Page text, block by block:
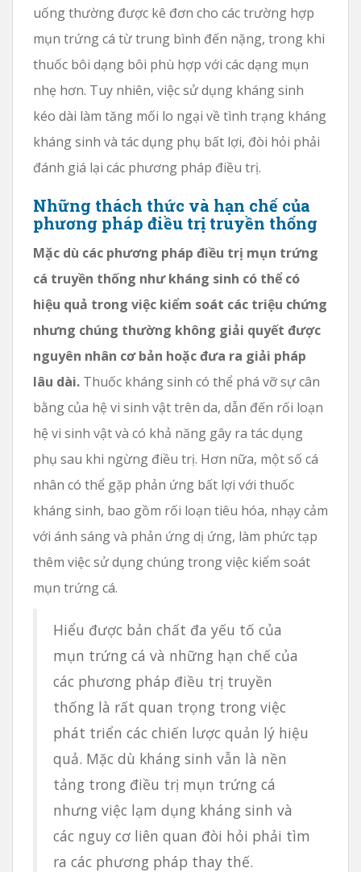
uống thường được kê đơn cho các trường hợp
mụn trứng cá từ trung bình đến nặng, trong khi
thuốc bôi dạng bôi phù hợp với các dạng mụn
nhẹ hơn. Tuy nhiên, việc sử dụng kháng sinh
kéo dài làm tăng mối lo ngại về tình trạng kháng
kháng sinh và tác dụng phụ bất lợi, đòi hỏi phải
đánh giá lại các phương pháp điều trị.
Những thách thức và hạn chế của
phương pháp điều trị truyền thống
Mặc dù các phương pháp điều trị mụn trứng
cá truyền thống như kháng sinh có thể có
hiệu quả trong việc kiểm soát các triệu chứng
nhưng chúng thường không giải quyết được
nguyên nhân cơ bản hoặc đưa ra giải pháp
lâu dài. Thuốc kháng sinh có thể phá vỡ sự cân
bằng của hệ vi sinh vật trên da, dẫn đến rối loạn
hệ vi sinh vật và có khả năng gây ra tác dụng
phụ sau khi ngừng điều trị. Hơn nữa, một số cá
nhân có thể gặp phản ứng bất lợi với thuốc
kháng sinh, bao gồm rối loạn tiêu hóa, nhạy cảm
với ánh sáng và phản ứng dị ứng, làm phức tạp
thêm việc sử dụng chúng trong việc kiểm soát
mụn trứng cá.
Hiểu được bản chất đa yếu tố của
mụn trứng cá và những hạn chế của
các phương pháp điều trị truyền
thống là rất quan trọng trong việc
phát triển các chiến lược quản lý hiệu
quả. Mặc dù kháng sinh vẫn là nền
tảng trong điều trị mụn trứng cá
nhưng việc lạm dụng kháng sinh và
các nguy cơ liên quan đòi hỏi phải tìm
ra các phương pháp thay thế.